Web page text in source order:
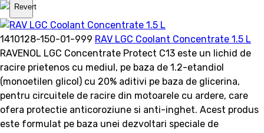
Revert
1410128-150-01-999 RAV LGC Coolant Concentrate 1.5 L
RAVENOL LGC Concentrate Protect C13 este un lichid de
racire prietenos cu mediul, pe baza de 1.2-etandiol
(monoetilen glicol) cu 20% aditivi pe baza de glicerina,
pentru circuitele de racire din motoarele cu ardere, care
ofera protectie anticoroziune si anti-inghet. Acest produs
este formulat pe baza unei dezvoltari speciale de